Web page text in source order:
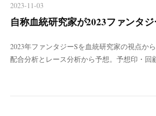
ッ
プ
2023-11-03
自称血統研究家が2023ファンタ
2023年ファンタジーSを血統研究家の視点か
配合分析とレース分析から予想。予想印・回